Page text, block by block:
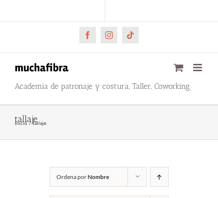
al
FacebookInstagramTiktok
Academia de patronaje y costura, Taller, Coworking
tallaje
Inicio tallaje
Ordena porNombre